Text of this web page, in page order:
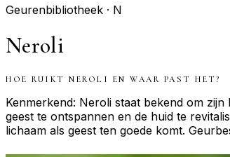
Geurenbibliotheek · N
Neroli
HOE RUIKT NEROLI EN WAAR PAST HET?
Kenmerkend: Neroli staat bekend om
geest te ontspannen en de huid te
lichaam als geest ten goede komt.